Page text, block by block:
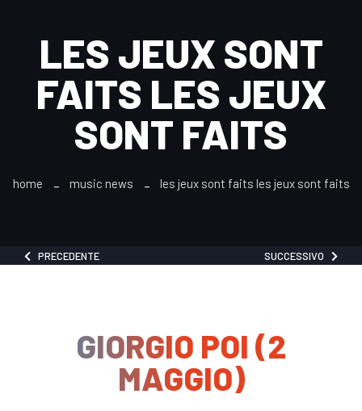
LES JEUX SONT
FAITS LES JEUX
SONT FAITS
home music news les jeux sont faits les jeux sont faits
PRECEDENTE SUCCESSIVO
GIORGIO POI (2
MAGGIO)